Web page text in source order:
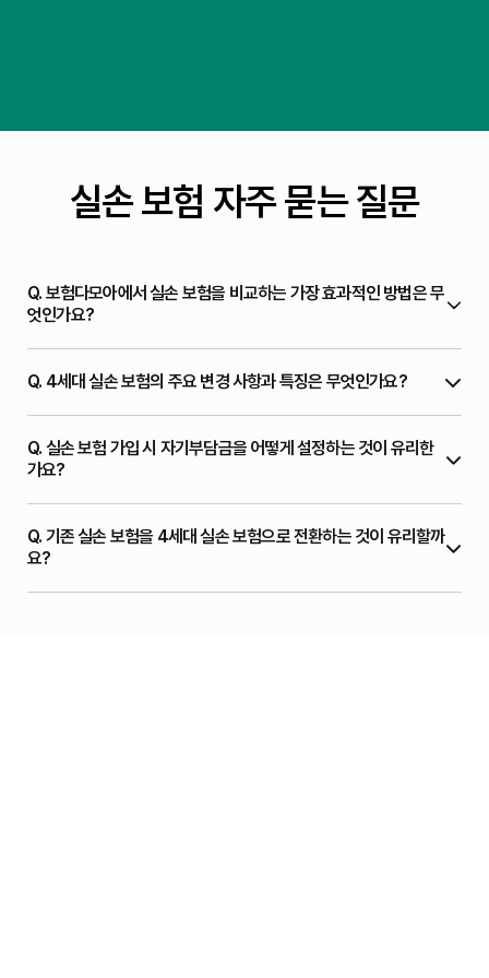
실손 보험 자주 묻는 질문
Q. 보험다모아에서 실손 보험을 비교하는 가장 효과적인 방법은 무
엇인가요?
Q. 4세대 실손 보험의 주요 변경 사항과 특징은 무엇인가요?
Q. 실손 보험 가입 시 자기부담금을 어떻게 설정하는 것이 유리한
가요?
Q. 기존 실손 보험을 4세대 실손 보험으로 전환하는 것이 유리할까
요?